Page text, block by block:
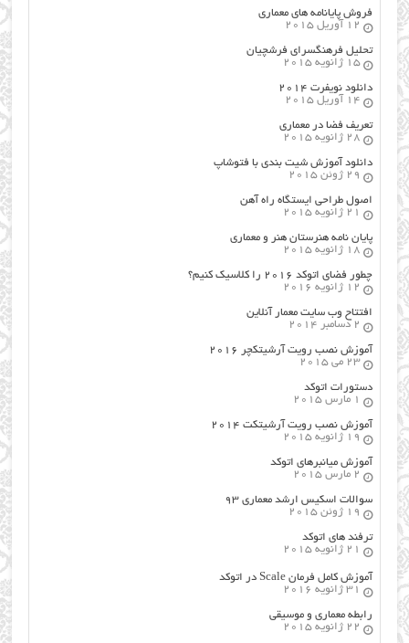
فروش پایانامه های معماری
12 آوریل 2015
تحلیل فرهنگسرای فرشچیان
15 ژانویه 2015
دانلود نویفرت ۲۰۱۴
14 آوریل 2015
تعریف فضا در معماری
28 ژانویه 2015
دانلود آموزش شیت بندی با فتوشاپ
29 ژوئن 2015
اصول طراحي ایستگاه راه آهن
21 ژانویه 2015
پایان نامه هنرستان هنر و معماري
18 ژانویه 2015
چطور فضای اتوکد ۲۰۱۶ را کلاسیک کنیم؟
12 ژانویه 2016
افتتاح وب سایت معمار آنلاین
2 دسامبر 2014
آموزش نصب رویت آرشیتکچر ۲۰۱۶
23 می 2015
دستورات اتوکد
1 مارس 2015
آموزش نصب رویت آرشیتکت ۲۰۱۴
19 ژانویه 2015
آموزش میانبرهای اتوکد
2 مارس 2015
سوالات اسکیس ارشد معماری ۹۳
19 ژوئن 2015
ترفند های اتوکد
21 ژانویه 2015
آموزش کامل فرمان Scale در اتوکد
31 ژانویه 2016
رابطه معماری و موسیقی
22 ژانویه 2015